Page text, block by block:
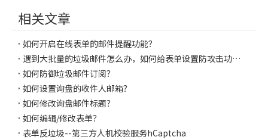
相关文章
如何开启在线表单的邮件提醒功能？
遇到大批量的垃圾邮件怎么办，如何给表单设置防攻击功能呢？
如何防御垃圾邮件订阅？
如何设置询盘的收件人邮箱？
如何修改询盘邮件标题？
如何编辑/修改表单？
表单反垃圾--第三方人机校验服务hCaptcha